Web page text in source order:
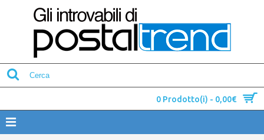
0 Prodotto(i) - 0,00€